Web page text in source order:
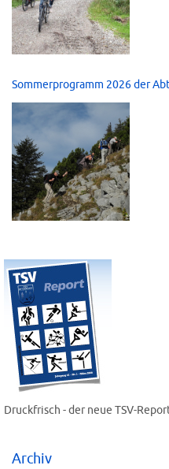
Sommerprogramm 2026 der
Druckfrisch - der neue TSV-
Archiv